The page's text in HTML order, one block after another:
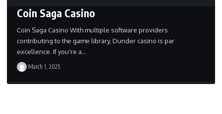
Coin Saga Casino
Coin Saga Casino With multiple software providers
contributing to the game library, Dunder casino is par
excellence. If you're a…
March 1, 2025